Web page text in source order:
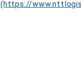
(https://